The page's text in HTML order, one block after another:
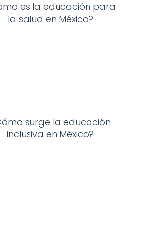
es la educación para
la salud en México?
surge la educación
inclusiva en México?